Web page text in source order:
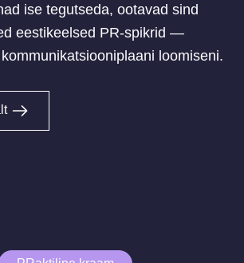
ise tegutseda, ootavad sind
eestikeelsed PR-spikrid —
loomiseni.